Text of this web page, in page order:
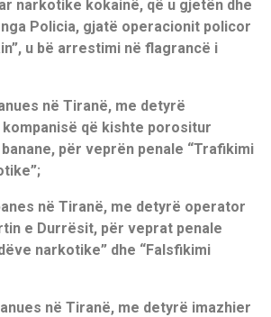
narkotike kokainë, që u gjetën dhe
Policia, gjatë operacionit policor
u bë arrestimi në flagrancë i
në Tiranë, me detyrë
që kishte porositur
për veprën penale “Trafikimi
në Tiranë, me detyrë operator
e Durrësit, për veprat penale
narkotike” dhe “Falsfikimi
në Tiranë, me detyrë imazhier